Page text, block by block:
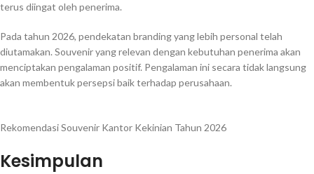
terus diingat oleh penerima.
Pada tahun 2026, pendekatan branding yang lebih personal telah
diutamakan. Souvenir yang relevan dengan kebutuhan penerima akan
menciptakan pengalaman positif. Pengalaman ini secara tidak langsung
akan membentuk persepsi baik terhadap perusahaan.
Rekomendasi Souvenir Kantor Kekinian Tahun 2026
Kesimpulan